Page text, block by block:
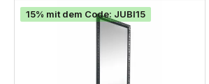
15% mit dem Code: JUBI15